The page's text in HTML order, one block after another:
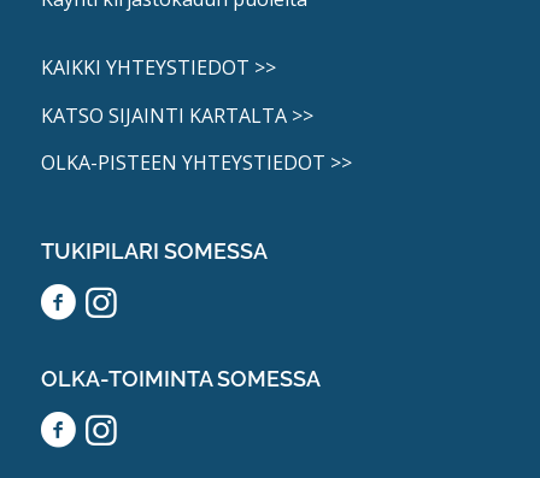
KAIKKI YHTEYSTIEDOT >>
KATSO SIJAINTI KARTALTA >>
OLKA-PISTEEN YHTEYSTIEDOT >>
TUKIPILARI SOMESSA
OLKA-TOIMINTA SOMESSA